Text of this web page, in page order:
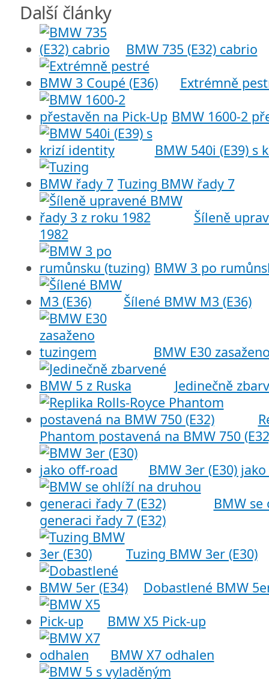
Další články
BMW 735 (E32) cabrio
Extrémně
BMW 1600-2
BMW 540i (E39) s
Tuzing BMW řady 7
Šíleně
1982
BMW 3 po
Šílené BMW M3 (E36)
BMW E30
Jedinečně
Phantom postavená na BMW 750
BMW 3er (E30)
BMW
generaci řady 7 (E32)
Tuzing BMW 3er (E30)
Dobastlené BMW
BMW X5 Pick-up
BMW X7 odhalen